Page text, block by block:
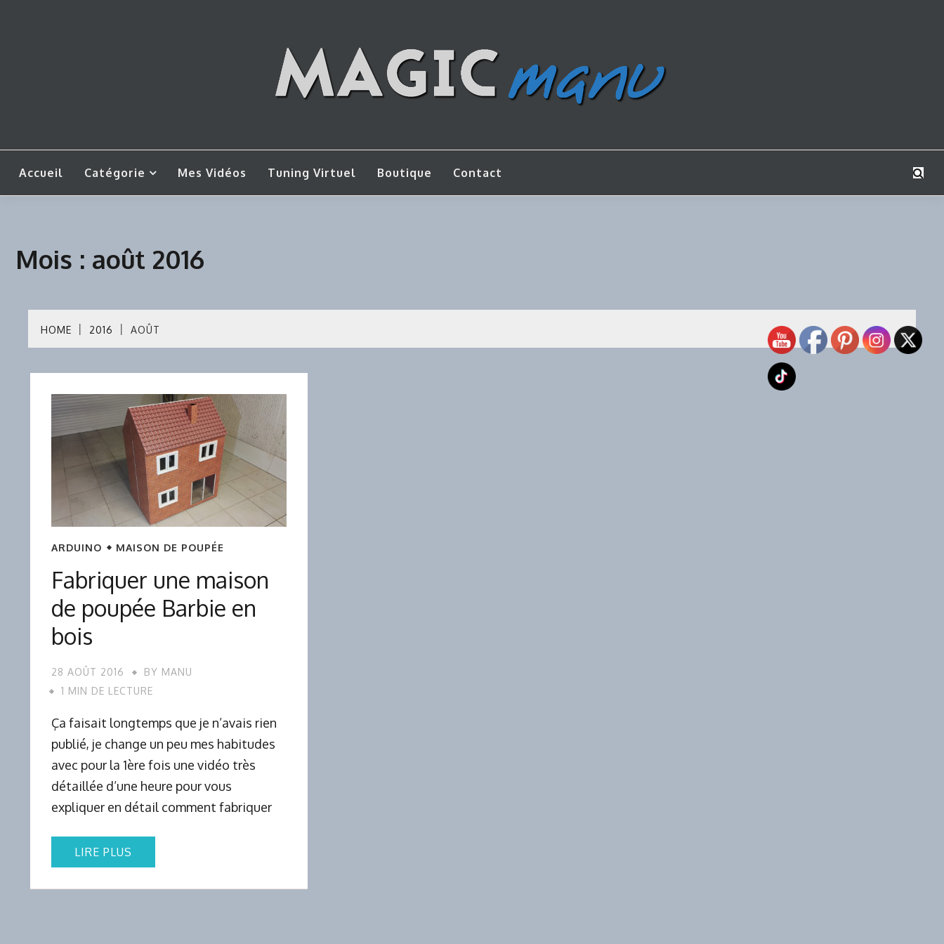
MAGICMANU
Accueil Catégorie Mes Vidéos Tuning Virtuel Boutique Contact
Mois : août 2016
HOME 2016 AOÛT
ARDUINO MAISON DE POUPÉE
Fabriquer une maison
de poupée Barbie en
bois
28 AOÛT 2016 BY MANU
1 MIN DE LECTURE
Ça faisait longtemps que je n’avais rien
publié, je change un peu mes habitudes
avec pour la 1ère fois une vidéo très
détaillée d’une heure pour vous
expliquer en détail comment fabriquer
LIRE PLUS